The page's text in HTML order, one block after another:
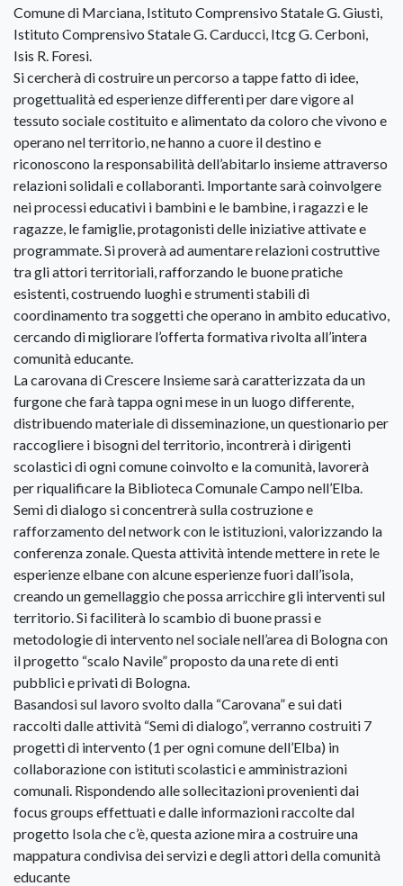
Comune di Marciana, Istituto Comprensivo Statale G. Giusti,
Istituto Comprensivo Statale G. Carducci, Itcg G. Cerboni,
Isis R. Foresi.
Si cercherà di costruire un percorso a tappe fatto di idee,
progettualità ed esperienze differenti per dare vigore al
tessuto sociale costituito e alimentato da coloro che vivono e
operano nel territorio, ne hanno a cuore il destino e
riconoscono la responsabilità dell’abitarlo insieme attraverso
relazioni solidali e collaboranti. Importante sarà coinvolgere
nei processi educativi i bambini e le bambine, i ragazzi e le
ragazze, le famiglie, protagonisti delle iniziative attivate e
programmate. Si proverà ad aumentare relazioni costruttive
tra gli attori territoriali, rafforzando le buone pratiche
esistenti, costruendo luoghi e strumenti stabili di
coordinamento tra soggetti che operano in ambito educativo,
cercando di migliorare l’offerta formativa rivolta all’intera
comunità educante.
La carovana di Crescere Insieme sarà caratterizzata da un
furgone che farà tappa ogni mese in un luogo differente,
distribuendo materiale di disseminazione, un questionario per
raccogliere i bisogni del territorio, incontrerà i dirigenti
scolastici di ogni comune coinvolto e la comunità, lavorerà
per riqualificare la Biblioteca Comunale Campo nell’Elba.
Semi di dialogo si concentrerà sulla costruzione e
rafforzamento del network con le istituzioni, valorizzando la
conferenza zonale. Questa attività intende mettere in rete le
esperienze elbane con alcune esperienze fuori dall’isola,
creando un gemellaggio che possa arricchire gli interventi sul
territorio. Si faciliterà lo scambio di buone prassi e
metodologie di intervento nel sociale nell’area di Bologna con
il progetto “scalo Navile” proposto da una rete di enti
pubblici e privati di Bologna.
Basandosi sul lavoro svolto dalla “Carovana” e sui dati
raccolti dalle attività “Semi di dialogo”, verranno costruiti 7
progetti di intervento (1 per ogni comune dell’Elba) in
collaborazione con istituti scolastici e amministrazioni
comunali. Rispondendo alle sollecitazioni provenienti dai
focus groups effettuati e dalle informazioni raccolte dal
progetto Isola che c’è, questa azione mira a costruire una
mappatura condivisa dei servizi e degli attori della comunità
educante